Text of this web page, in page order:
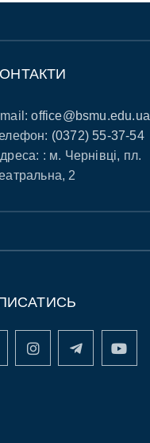
office@bsmu.edu.ua
(0372) 55-37-54
: м. Чернівці, пл.
2